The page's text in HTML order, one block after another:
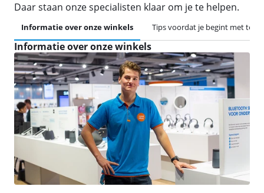
Daar staan onze specialisten klaar om je te helpen.
Informatie over onze winkels Tips voordat je begint met
Informatie over onze winkels